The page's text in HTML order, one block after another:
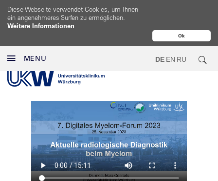
Ok
Diese Webseite verwendet Cookies, um Ihnen
ein angenehmeres Surfen zu ermöglichen.
Weitere Informationen
MENU DE EN RU